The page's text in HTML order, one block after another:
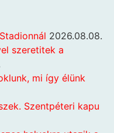
2026.08.08.
szeretitek a
mi így élünk
Szentpéteri kapu